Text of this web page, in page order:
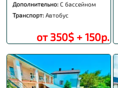
Дополнительно: С бассейном
Транспорт: Автобус
от 350$ + 150р.